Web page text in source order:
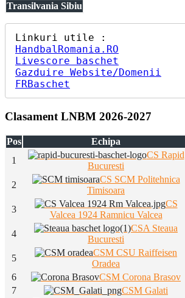
Transilvania Sibiu
HandbalRomania.RO
Livescore baschet
Gazduire Website/Domenii
FRBaschet
Clasament LNBM 2026-2027
Pos Echipa
1
CS Rapid
Bucuresti
2
CS SCM Politehnica
Timisoara
3
CS
Valcea 1924 Ramnicu Valcea
4
CSA Steaua
Bucuresti
5
CSM CSU Raiffeisen
Oradea
6
CSM Corona Brasov
7
CSM Galati